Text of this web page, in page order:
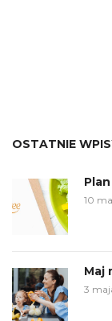
OSTATNIE
10
Maj
3